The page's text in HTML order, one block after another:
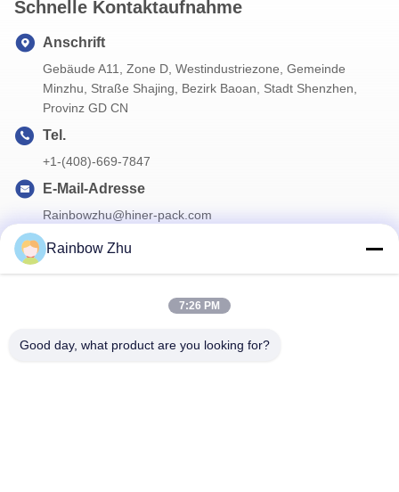
Schnelle Kontaktaufnahme
Anschrift
Gebäude A11, Zone D, Westindustriezone, Gemeinde
Minzhu, Straße Shajing, Bezirk Baoan, Stadt Shenzhen,
Provinz GD CN
Tel.
+1-(408)-669-7847
E-Mail-Adresse
Rainbowzhu@hiner-pack.com
Abonnieren Sie unseren Newsletter für Rabatte und mehr.
Rainbow Zhu
7:26 PM
Good day, what product are you looking for?